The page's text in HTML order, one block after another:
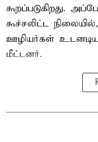
கூறப்படுகிறது.
கூச்சலிட்ட
ஊழியர்கள்
மீட்டனர்.